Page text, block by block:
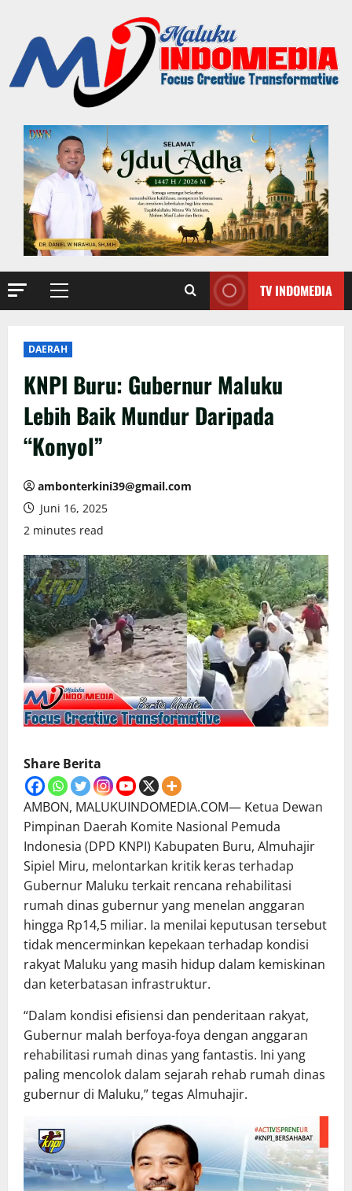
TV INDOMEDIA
DAERAH
KNPI Buru: Gubernur Maluku
Lebih Baik Mundur Daripada
“Konyol”
ambonterkini39@gmail.com
Juni 16, 2025
2 minutes read
Share Berita
AMBON, MALUKUINDOMEDIA.COM— Ketua Dewan
Pimpinan Daerah Komite Nasional Pemuda
Indonesia (DPD KNPI) Kabupaten Buru, Almuhajir
Sipiel Miru, melontarkan kritik keras terhadap
Gubernur Maluku terkait rencana rehabilitasi
rumah dinas gubernur yang menelan anggaran
hingga Rp14,5 miliar. Ia menilai keputusan tersebut
tidak mencerminkan kepekaan terhadap kondisi
rakyat Maluku yang masih hidup dalam kemiskinan
dan keterbatasan infrastruktur.
“Dalam kondisi efisiensi dan penderitaan rakyat,
Gubernur malah berfoya-foya dengan anggaran
rehabilitasi rumah dinas yang fantastis. Ini yang
paling mencolok dalam sejarah rehab rumah dinas
gubernur di Maluku,” tegas Almuhajir.